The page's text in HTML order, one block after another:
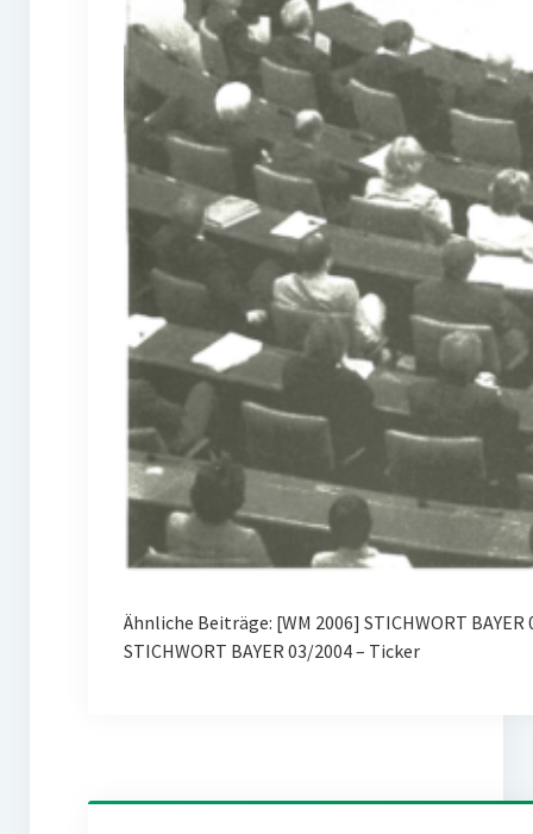
Ähnliche Beiträge: [WM 2006] STICHWORT
STICHWORT BAYER 03/2004 – Ticker